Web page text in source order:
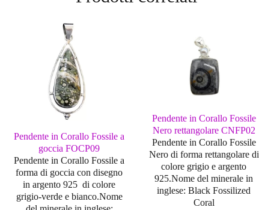
Pendente in Corallo Fossile a
goccia FOCP09
Pendente in Corallo Fossile a
forma di goccia con disegno
in argento 925 di colore
grigio-verde e bianco.Nome
Pendente in Corallo Fossile
Nero rettangolare CNFP02
Pendente in Corallo Fossile
Nero di forma rettangolare di
colore grigio e argento
925.Nome del minerale in
inglese: Black Fossilized
Coral